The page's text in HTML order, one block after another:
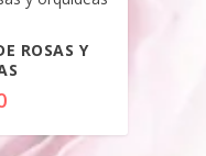
ROSAS Y